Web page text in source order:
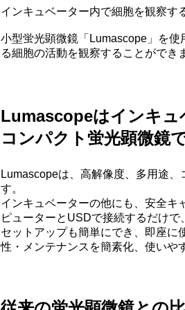
インキュベーター内で細胞を観察す
小型蛍光顕微鏡「Lumascope」を
る細胞の活動を観察することができ
Lumascopeはインキュ
コンパクト蛍光顕微鏡
Lumascopeは、高解像度、多用途
す。
インキュベーターの他にも、安全キ
ピューターとUSDで接続するだけ
セットアップも簡単にでき、即座に
性・メンテナンスを簡素化、使いや